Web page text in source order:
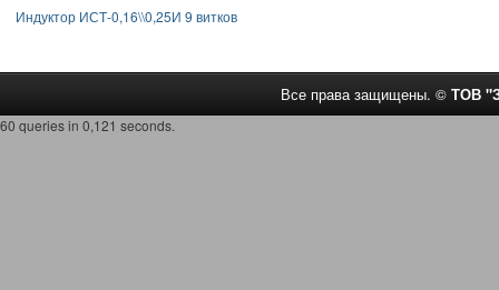
Индуктор ИСТ-0,16\\0,25И 9 витков
Все права защищены. © ТОВ
60 queries in 0,121 seconds.